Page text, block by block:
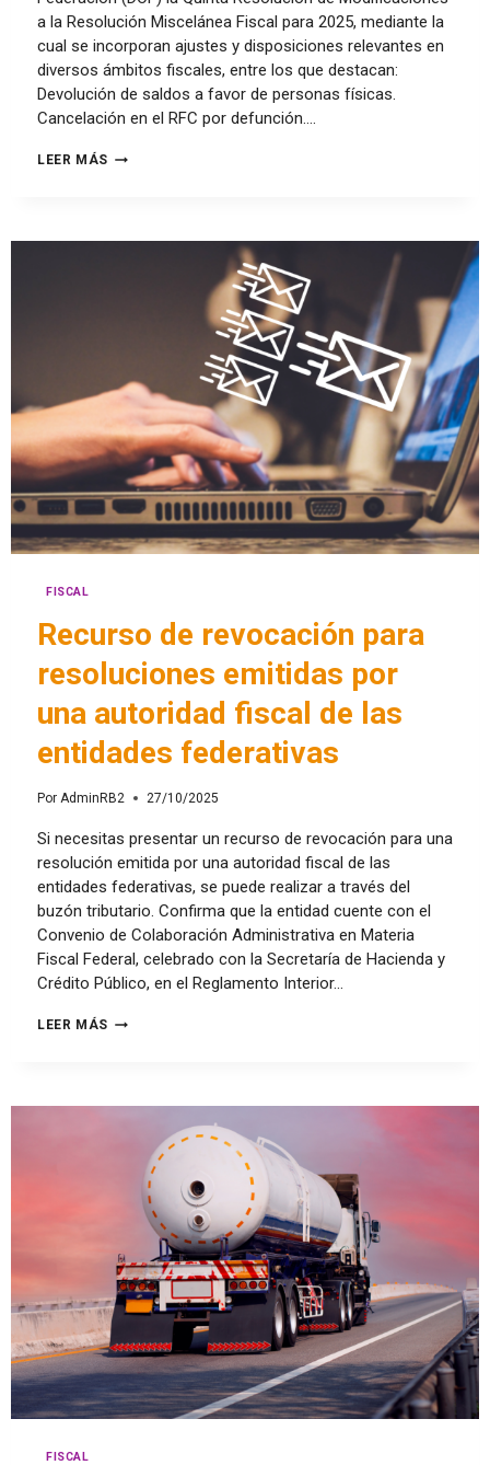
a la Resolución Miscelánea Fiscal para 2025, mediante la
cual se incorporan ajustes y disposiciones relevantes en
diversos ámbitos fiscales, entre los que destacan:
Devolución de saldos a favor de personas físicas.
Cancelación en el RFC por defunción….
LEER MÁS
FISCAL
Recurso de revocación para
resoluciones emitidas por
una autoridad fiscal de las
entidades federativas
Por AdminRB2 27/10/2025
Si necesitas presentar un recurso de revocación para una
resolución emitida por una autoridad fiscal de las
entidades federativas, se puede realizar a través del
buzón tributario. Confirma que la entidad cuente con el
Convenio de Colaboración Administrativa en Materia
Fiscal Federal, celebrado con la Secretaría de Hacienda y
Crédito Público, en el Reglamento Interior…
LEER MÁS
FISCAL